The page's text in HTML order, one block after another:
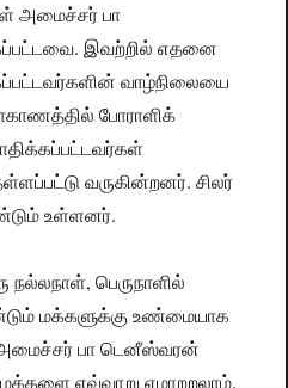
அமைச்சர் பா
இவற்றில் எதனை
வாழ்நிலையை
போராளிக்
வருகின்றனர். சிலர்
உள்ளனர்.
பெருநாளில்
மக்களுக்கு உண்மையாக
பா டெனீஸ்வரன்
எவ்வாறு ஏமாறறலாம்.